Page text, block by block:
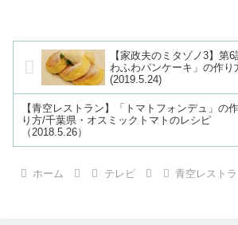
【家政夫のミタゾノ3】第
わふわパンケーキ」の作り
(2019.5.24)
【青空レストラン】「トマトフォンデュ」の作
り方/千葉県・オスミックトマトのレシピ
（2018.5.26）
ホーム テレビ 青空レスト